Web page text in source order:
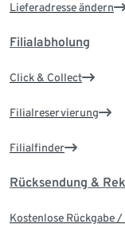
Lieferadresse ändern
Filialabholung
Click & Collect
Filialreservierung
Filialfinder
Rücksendung &
Kostenlose Rückgabe